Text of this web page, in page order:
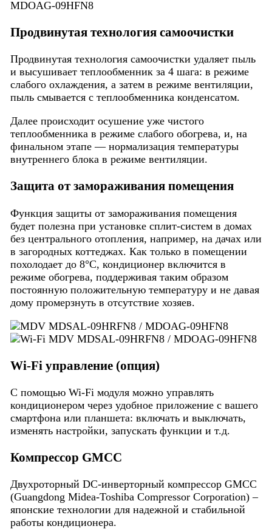
Продвинутая технология самоочистки
Продвинутая технология самоочистки удаляет пыль
и высушивает теплообменник за 4 шага: в режиме
слабого охлаждения, а затем в режиме вентиляции,
пыль смывается с теплообменника конденсатом.
Далее происходит осушение уже чистого
теплообменника в режиме слабого обогрева, и, на
финальном этапе — нормализация температуры
внутреннего блока в режиме вентиляции.
Защита от замораживания помещения
Функция защиты от замораживания помещения
будет полезна при установке сплит-систем в домах
без центрального отопления, например, на дачах или
в загородных коттеджах. Как только в помещении
похолодает до 8°С, кондиционер включится в
режиме обогрева, поддерживая таким образом
постоянную положительную температуру и не давая
дому промерзнуть в отсутствие хозяев.
Wi-Fi управление (опция)
С помощью Wi-Fi модуля можно управлять
кондиционером через удобное приложение с вашего
смартфона или планшета: включать и выключать,
изменять настройки, запускать функции и т.д.
Компрессор GMCC
Двухроторный DC-инверторный компрессор GMCC
(Guangdong Midea-Toshiba Compressor Corporation) –
японские технологии для надежной и стабильной
работы кондиционера.